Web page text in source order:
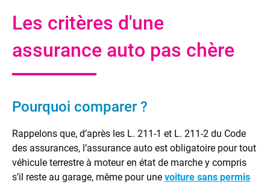
Les critères d'une
assurance auto pas chère
Pourquoi comparer ?
Rappelons que, d’après les L. 211-1 et L. 211-2 du Code
des assurances, l’assurance auto est obligatoire pour tout
véhicule terrestre à moteur en état de marche y compris
s’il reste au garage, même pour une voiture sans permis